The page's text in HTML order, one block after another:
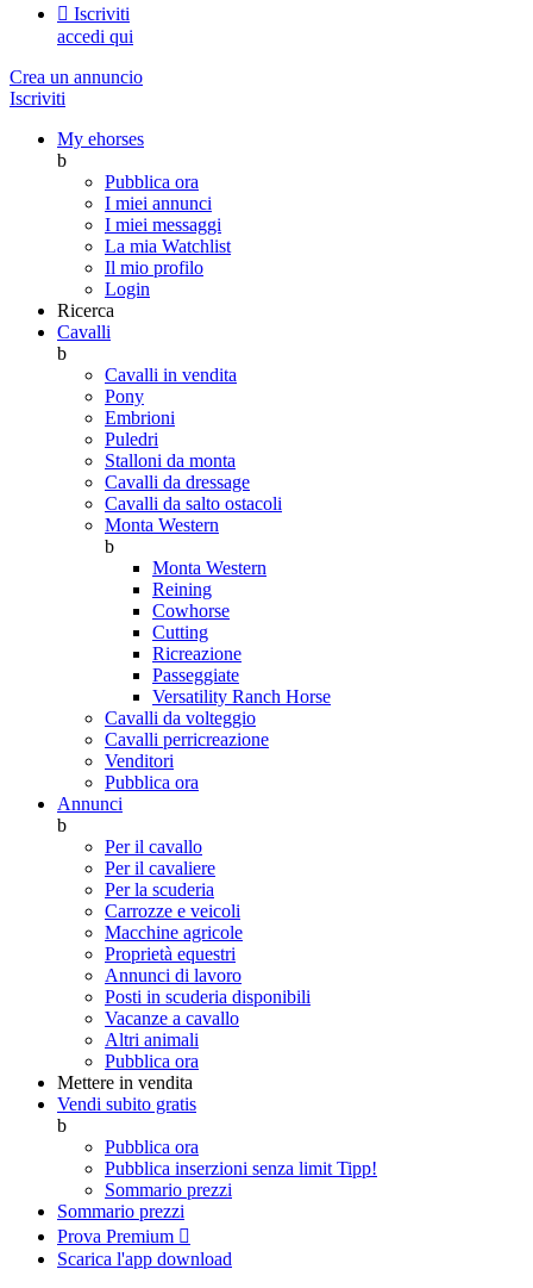
 Iscriviti
accedi qui
Crea un annuncio
Iscriviti
My ehorses
b
Pubblica ora
I miei annunci
I miei messaggi
La mia Watchlist
Il mio profilo
Login
Ricerca
Cavalli
b
Cavalli in vendita
Pony
Embrioni
Puledri
Stalloni da monta
Cavalli da dressage
Cavalli da salto ostacoli
Monta Western
b
Monta Western
Reining
Cowhorse
Cutting
Ricreazione
Passeggiate
Versatility Ranch Horse
Cavalli da volteggio
Cavalli perricreazione
Venditori
Pubblica ora
Annunci
b
Per il cavallo
Per il cavaliere
Per la scuderia
Carrozze e veicoli
Macchine agricole
Proprietà equestri
Annunci di lavoro
Posti in scuderia disponibili
Vacanze a cavallo
Altri animali
Pubblica ora
Mettere in vendita
Vendi subito gratis
b
Pubblica ora
Pubblica inserzioni senza limit Tipp!
Sommario prezzi
Sommario prezzi
Prova Premium 
Scarica l'app download